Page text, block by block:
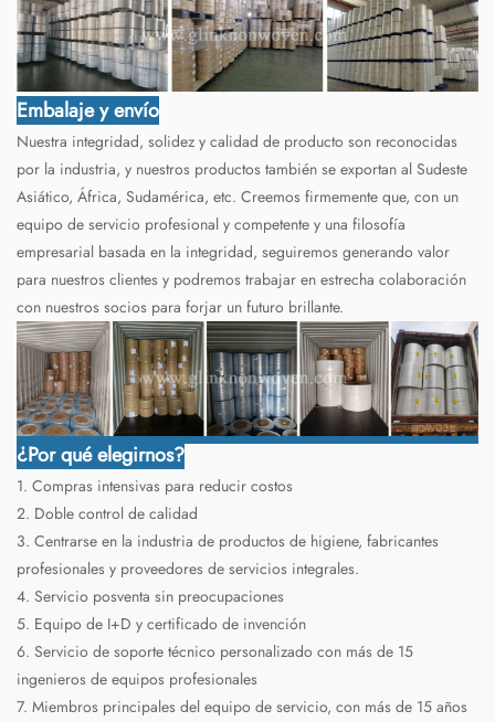
Embalaje y envío
Nuestra integridad, solidez y calidad de producto son reconocidas
por la industria, y nuestros productos también se exportan al Sudeste
Asiático, África, Sudamérica, etc. Creemos firmemente que, con un
equipo de servicio profesional y competente y una filosofía
empresarial basada en la integridad, seguiremos generando valor
para nuestros clientes y podremos trabajar en estrecha colaboración
con nuestros socios para forjar un futuro brillante.
¿Por qué elegirnos?
1. Compras intensivas para reducir costos
2. Doble control de calidad
3. Centrarse en la industria de productos de higiene, fabricantes
profesionales y proveedores de servicios integrales.
4. Servicio posventa sin preocupaciones
5. Equipo de I+D y certificado de invención
6. Servicio de soporte técnico personalizado con más de 15
ingenieros de equipos profesionales
7. Miembros principales del equipo de servicio, con más de 15 años